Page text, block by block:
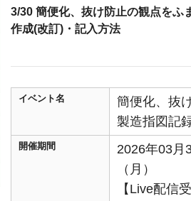
3/30 簡便化、抜け防止の観点をふ
作成(改訂)・記入方法
イベント名
簡便化、抜
製造指図記
開催期間
2026年03月
（月）
【Live配信